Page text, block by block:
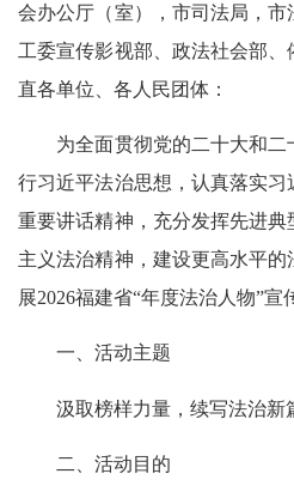
会办公厅（室），市司法局，
工委宣传影视部、政法社会部
直各单位、各人民团体：
为全面贯彻党的二十大和二
行习近平法治思想，认真落实
重要讲话精神，充分发挥先进
主义法治精神，建设更高水平
展2026福建省“年度法治人物”宣
一、活动主题
汲取榜样力量，续写法治新
二、活动目的